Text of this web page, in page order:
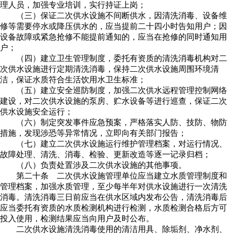
理人员，加强专业培训，实行持证上岗；
（三）保证二次供水设施不间断供水，因清洗消毒、设备维
修等需要停水或降压供水的，应当提前二十四小时告知用户；因
设备故障或紧急抢修不能提前通知的，应当在抢修的同时通知用
户；
（四）建立卫生管理制度，委托有资质的清洗消毒机构对二
次供水设施进行定期清洗消毒，保持二次供水设施周围环境清
洁，保证水质符合生活饮用水卫生标准；
（五）建立安全巡防制度，加强二次供水远程管理控制网络
建设，对二次供水设施的泵房、贮水设备等进行巡查，保证二次
供水设施安全运行；
（六）制定突发事件应急预案，严格落实人防、技防、物防
措施，发现涉恐等异常情况，立即向有关部门报告；
（七）建立二次供水设施运行维护管理档案，对运行情况、
故障处理、清洗、消毒、检验、更新改造等逐一记录归档；
（八）负责处置涉及二次供水设施的其他事项。
第二十条 二次供水设施管理单位应当建立水质管理制度和
管理档案，加强水质管理，至少每半年对供水设施进行一次清洗
消毒。清洗消毒三日前应当在供水区域内发布公告，清洗消毒后
应当委托有资质的水质检测机构进行检测，水质检测合格后方可
投入使用，检测结果应当向用户及时公布。
二次供水设施清洗消毒使用的清洁用具、除垢剂、净水剂、